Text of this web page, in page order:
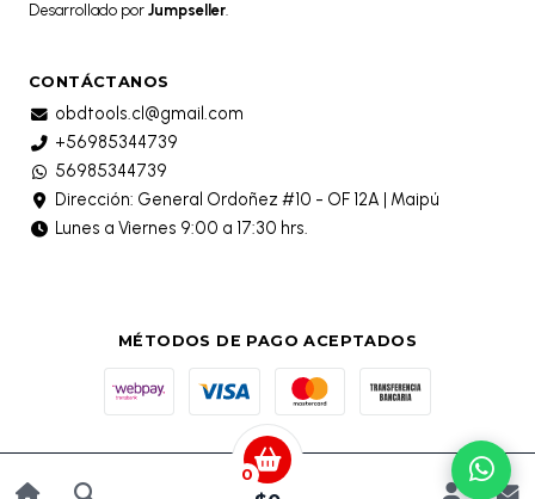
0
Desarrollado por Jumpseller.
CONTÁCTANOS
obdtools.cl@gmail.com
+56985344739
56985344739
Dirección: General Ordoñez #10 - OF 12A | Maipú
Lunes a Viernes 9:00 a 17:30 hrs.
MÉTODOS DE PAGO ACEPTADOS